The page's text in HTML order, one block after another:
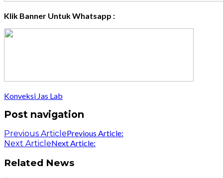
Klik Banner Untuk Whatsapp :
Konveksi Jas Lab
Post navigation
Previous ArticlePrevious Article:
Next ArticleNext Article:
Related News